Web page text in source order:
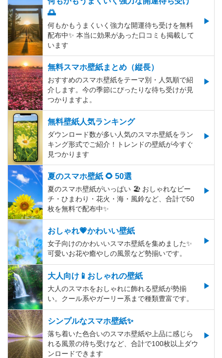
🌅
何もかもうまくいく強力な開運待ち受けを無料
配布中✨️ 本当に効果があった口コミも掲載して
います
無料スマホ壁紙まとめ（縦長）
おすすめのスマホ壁紙をテーマ別・人気順で紹
介します。今の季節にぴったりな待ち受けが見
つかりますよ。
無料壁紙人気ランキング
ダウンロード数が多い人気のスマホ壁紙をラン
キング形式でご紹介！トレンドの壁紙が今すぐ
見つかります
夏のスマホ壁紙 🌻 50選
夏のスマホ壁紙がいっぱい 🏖 おしゃれなビー
チ・ひまわり・花火・海・風鈴など、合計で50
枚を無料で配布中✨
おしゃれ💗かわいい壁紙
女子向けのかわいいスマホ壁紙を集めました✨
可愛いお花や癒やしの風景など勢揃いです。
大人向け📱おしゃれの壁紙
大人のスマホをおしゃれに飾れる壁紙が勢揃
い。クール系やガーリー系まで種類豊富です。
シンプルなスマホ壁紙✨
落ち着いた色合いのスマホ壁紙や上品に感じら
れる風景の待ち受けなど、合計で100枚以上ダウ
ンロードできます